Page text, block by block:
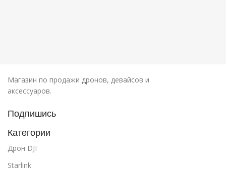
Магазин по продажи дронов, девайсов и
аксессуаров.
Подпишись
Категории
Дрон DJI
Starlink